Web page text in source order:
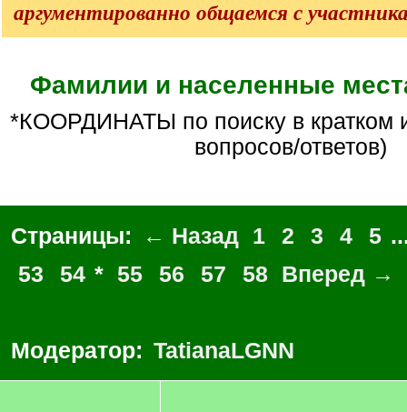
аргументированно общаемся с
Фамилии и населенные
*КООРДИНАТЫ по поиску в кратком изложении (БЕЗ
вопросов/ответов)
Страницы: ← Назад 1 2 3 4 5
53
54 * 55 56 57 58 Вперед →
Модератор: TatianaLGNN